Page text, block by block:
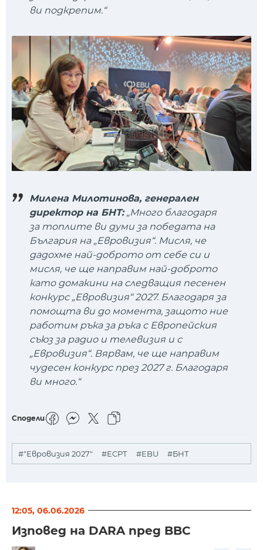
ви подкрепим.“
Милена Милотинова, генерален
директор на БНТ:„Много благодаря
за топлите ви думи за победата на
България на „Евровизия“. Мисля, че
дадохме най-доброто от себе си и
мисля, че ще направим най-доброто
като домакини на следващия песенен
конкурс „Евровизия“ 2027. Благодаря за
помощта ви до момента, защото ние
работим ръка за ръка с Европейския
съюз за радио и телевизия и с
„Евровизия“. Вярвам, че ще направим
чудесен конкурс през 2027 г. Благодаря
ви много.“
Сподели
#"Евровизия 2027" #ЕСРТ #EBU #БНТ
12:05, 06.06.2026
Изповед на DARA пред BBC